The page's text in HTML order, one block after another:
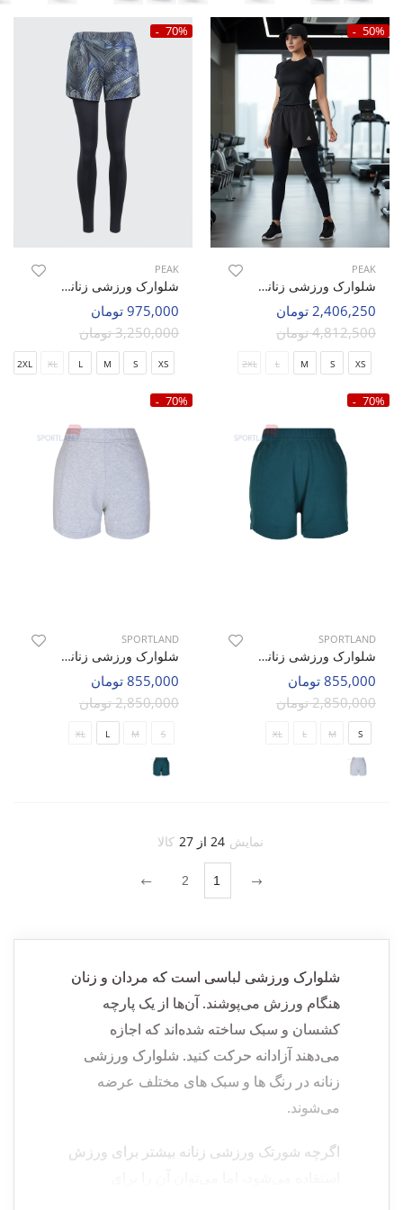
50%
PEAK
شلوارک ورزشی زنانه پیک Sculpt Fit W
2,406,250 تومان
4,812,500 تومان
XS
S
M
L
2XL
70%
PEAK
شلوارک ورزشی زنانه پیک Lush Fit W
975,000 تومان
3,250,000 تومان
XS
S
M
L
XL
2XL
70%
SPORTLAND
شلوارک ورزشی زنانه اسپورتلند Ipeak W
855,000 تومان
2,850,000 تومان
S
M
L
XL
70%
SPORTLAND
شلوارک ورزشی زنانه اسپورتلند Ipeak W
855,000 تومان
2,850,000 تومان
S
M
L
XL
نمایش 24 از 27 کالا
1
2
شلوارک ورزشی لباسی است که مردان و زنان
هنگام ورزش می‌پوشند. آن‌ها از یک پارچه
کشسان و سبک ساخته شده‌اند که اجازه
می‌دهند آزادانه حرکت کنید. شلوارک‌ ورزشی
زنانه در رنگ ها و سبک های مختلف عرضه
می‌شوند.
اگرچه شورتک ورزشی زنانه بیشتر برای ورزش